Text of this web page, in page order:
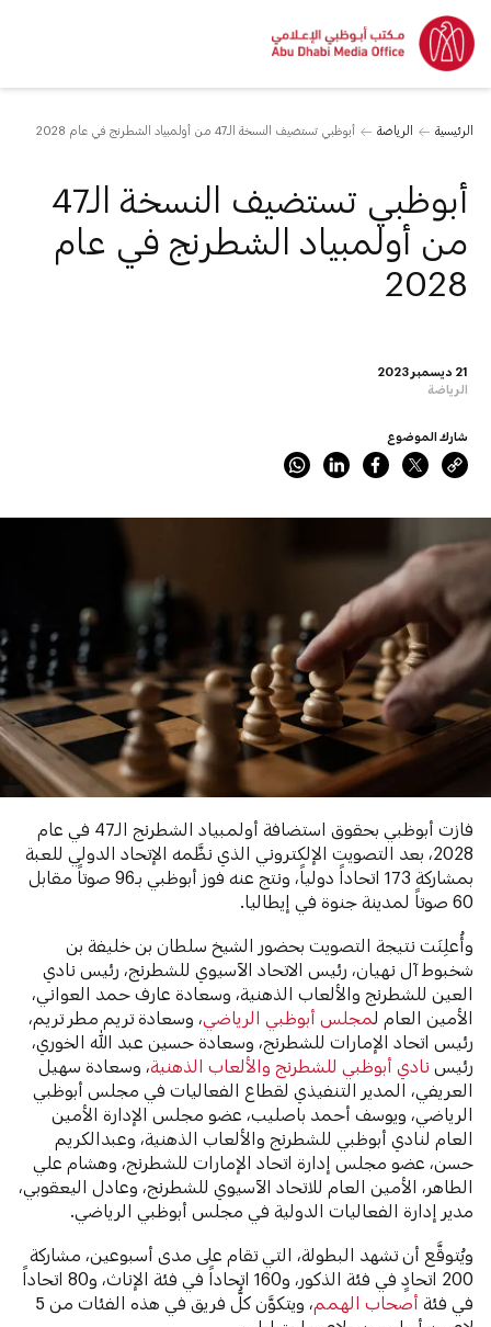
الرئيسية الرياضة أبوظبي تستضيف النسخة الـ47 من أولمبياد الشطرنج في عام 2028
21 ديسمبر 2023
الرياضة
أبوظبي تستضيف النسخة الـ47
من أولمبياد الشطرنج في عام
2028
شارك الموضوع
فازت أبوظبي بحقوق استضافة أولمبياد الشطرنج الـ47 في عام
2028، بعد التصويت الإلكتروني الذي نظَّمه الإتحاد الدولي للعبة
بمشاركة 173 اتحاداً دولياً، ونتج عنه فوز أبوظبي بـ96 صوتاً مقابل
60 صوتاً لمدينة جنوة في إيطاليا.
وأُعلِنَت نتيجة التصويت بحضور الشيخ سلطان بن خليفة بن
شخبوط آل نهيان، رئيس الاتحاد الآسيوي للشطرنج، رئيس نادي
العين للشطرنج والألعاب الذهنية، وسعادة عارف حمد العواني،
الأمين العام ل مجلس أبوظبي الرياضي ، وسعادة تريم مطر تريم،
رئيس اتحاد الإمارات للشطرنج، وسعادة حسين عبد الله الخوري،
رئيسنادي أبوظبي للشطرنج والألعاب الذهنية، وسعادة سهيل
العريفي، المدير التنفيذي لقطاع الفعاليات في مجلس أبوظبي
الرياضي، ويوسف أحمد باصليب، عضو مجلس الإدارة الأمين
العام لنادي أبوظبي للشطرنج والألعاب الذهنية، وعبدالكريم
حسن، عضو مجلس إدارة اتحاد الإمارات للشطرنج، وهشام علي
الطاهر، الأمين العام للاتحاد الآسيوي للشطرنج، وعادل اليعقوبي،
مدير إدارة الفعاليات الدولية في مجلس أبوظبي الرياضي.
ويُتوقَّع أن تشهد البطولة، التي تقام على مدى أسبوعين، مشاركة
200 اتحادٍ في فئة الذكور، و160 اتحاداً في فئة الإناث، و80 اتحاداً
في فئةأصحاب الهمم
، ويتكوَّن كلُّ فريق في هذه الفئات من 5